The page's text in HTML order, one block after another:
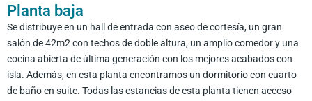
Planta baja
Se distribuye en un hall de entrada con aseo de cortesía, un gran
salón de 42m2 con techos de doble altura, un amplio comedor y una
cocina abierta de última generación con los mejores acabados con
isla. Además, en esta planta encontramos un dormitorio con cuarto
de baño en suite. Todas las estancias de esta planta tienen acceso